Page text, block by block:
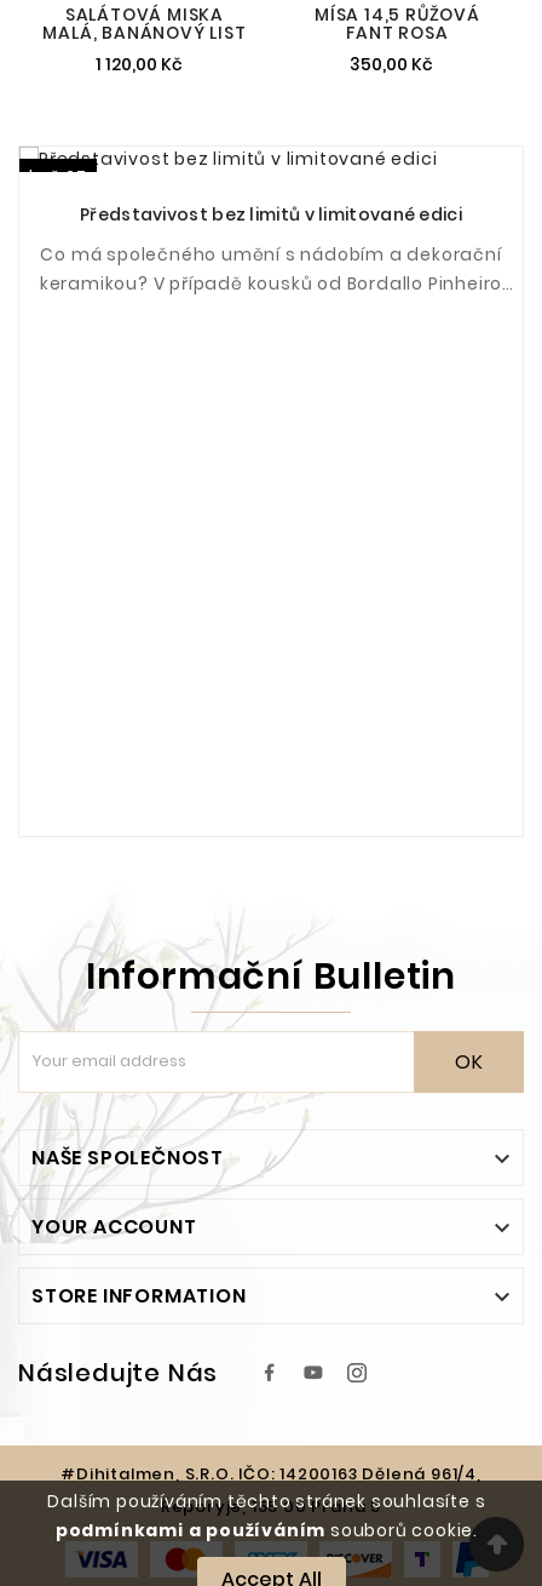
Dalším používáním těchto stránek souhlasíte s
podmínkami a používáním souborů cookie.
Accept All
SALÁTOVÁ MISKA
MALÁ, BANÁNOVÝ LIST
1 120,00 Kč
MÍSA 14,5 RŮŽOVÁ
FANT ROSA
350,00 Kč
kvě 27
Představivost bez limitů v limitované edici
Co má společného umění s nádobím a dekorační
keramikou? V případě kousků od Bordallo Pinheiro
Informační Bulletin
OK
NAŠE SPOLEČNOST 
YOUR ACCOUNT 
STORE INFORMATION 
Následujte Nás
#Dihitalmen, S.r.o. IČO: 14200163 Dělená 961/4,
Řeporyje, 155 00 Praha 5